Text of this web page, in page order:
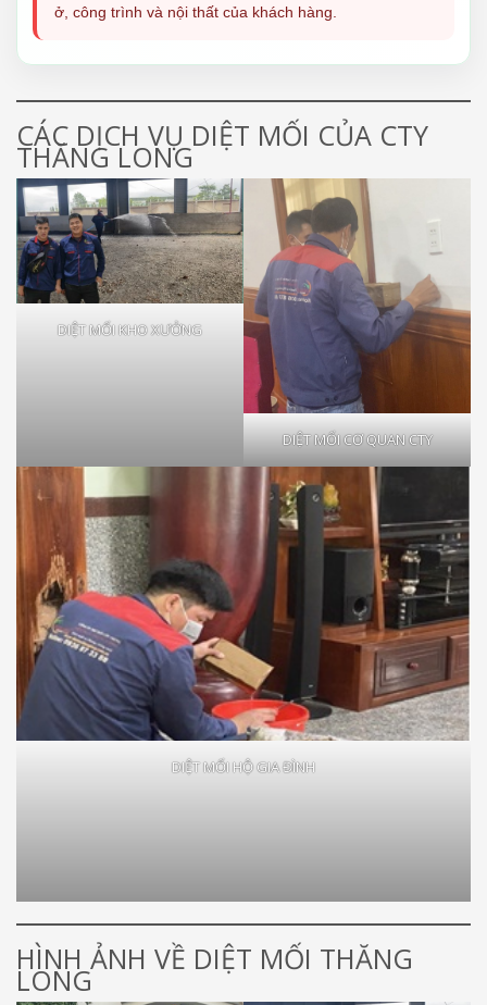
ở, công trình và nội thất của khách hàng.
CÁC DỊCH VỤ DIỆT MỐI CỦA CTY
THĂNG LONG
DIỆT MỐI KHO XƯỞNG
DIỆT MỐI CƠ QUAN CTY
DIỆT MỐI HỘ GIA ĐÌNH
HÌNH ẢNH VỀ DIỆT MỐI THĂNG
LONG